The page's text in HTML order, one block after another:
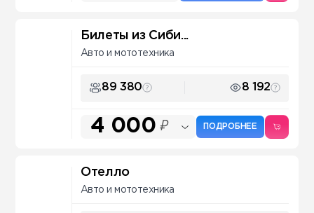
Билеты из Сиби...
Авто и мототехника
89 380 8 192
4 000 ₽ ПОДРОБНЕЕ
Отелло
Авто и мототехника